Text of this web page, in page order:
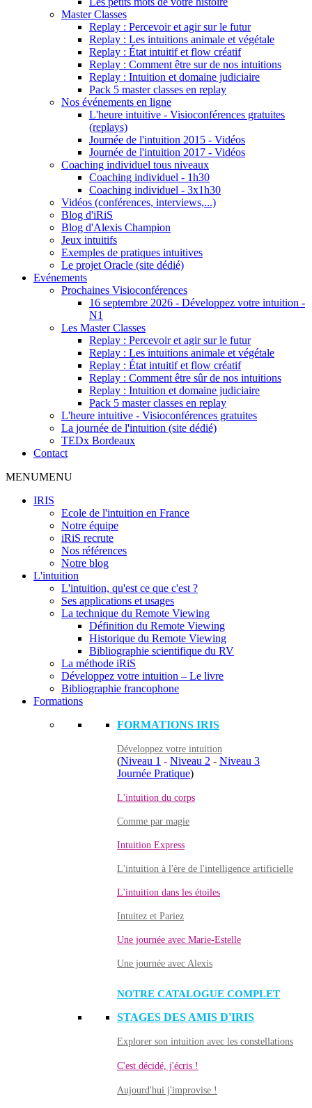
Master Classes
Replay : Percevoir et agir sur le futur
Replay : Les intuitions animale et végétale
Replay : État intuitif et flow créatif
Replay : Comment être sur de nos intuitions
Replay : Intuition et domaine judiciaire
Pack 5 master classes en replay
Nos événements en ligne
L'heure intuitive - Visioconférences gratuites
(replays)
Journée de l'intuition 2015 - Vidéos
Journée de l'intuition 2017 - Vidéos
Coaching individuel tous niveaux
Coaching individuel - 1h30
Coaching individuel - 3x1h30
Vidéos (conférences, interviews,...)
Blog d'iRiS
Blog d'Alexis Champion
Jeux intuitifs
Exemples de pratiques intuitives
Le projet Oracle (site dédié)
Evénements
Prochaines Visioconférences
16 septembre 2026 - Développez votre intuition -
N1
Les Master Classes
Replay : Percevoir et agir sur le futur
Replay : Les intuitions animale et végétale
Replay : État intuitif et flow créatif
Replay : Comment être sûr de nos intuitions
Replay : Intuition et domaine judiciaire
Pack 5 master classes en replay
L'heure intuitive - Visioconférences gratuites
La journée de l'intuition (site dédié)
TEDx Bordeaux
Contact
MENUMENU
IRIS
Ecole de l'intuition en France
Notre équipe
iRiS recrute
Nos références
Notre blog
L'intuition
L'intuition, qu'est ce que c'est ?
Ses applications et usages
La technique du Remote Viewing
Définition du Remote Viewing
Historique du Remote Viewing
Bibliographie scientifique du RV
La méthode iRiS
Développez votre intuition – Le livre
Bibliographie francophone
Formations
FORMATIONS IRIS
Développez votre intuition
(Niveau 1 - Niveau 2 - Niveau 3
Journée Pratique)
L'intuition du corps
Comme par magie
Intuition Express
L'intuition à l'ère de l'intelligence artificielle
L'intuition dans les étoiles
Intuitez et Pariez
Une journée avec Marie-Estelle
Une journée avec Alexis
NOTRE CATALOGUE COMPLET
STAGES DES AMIS D'IRIS
Explorer son intuition avec les constellations
C'est décidé, j'écris !
Aujourd'hui j'improvise !